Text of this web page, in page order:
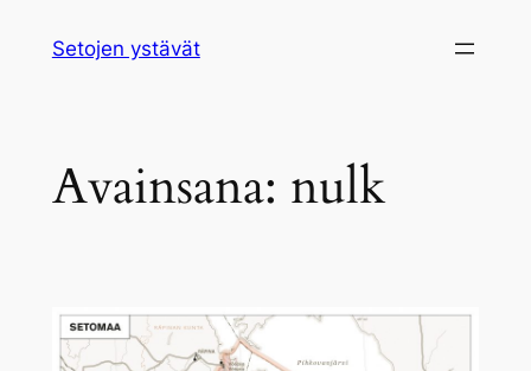
sisältöön
Setojen ystävät
Avainsana: nulk